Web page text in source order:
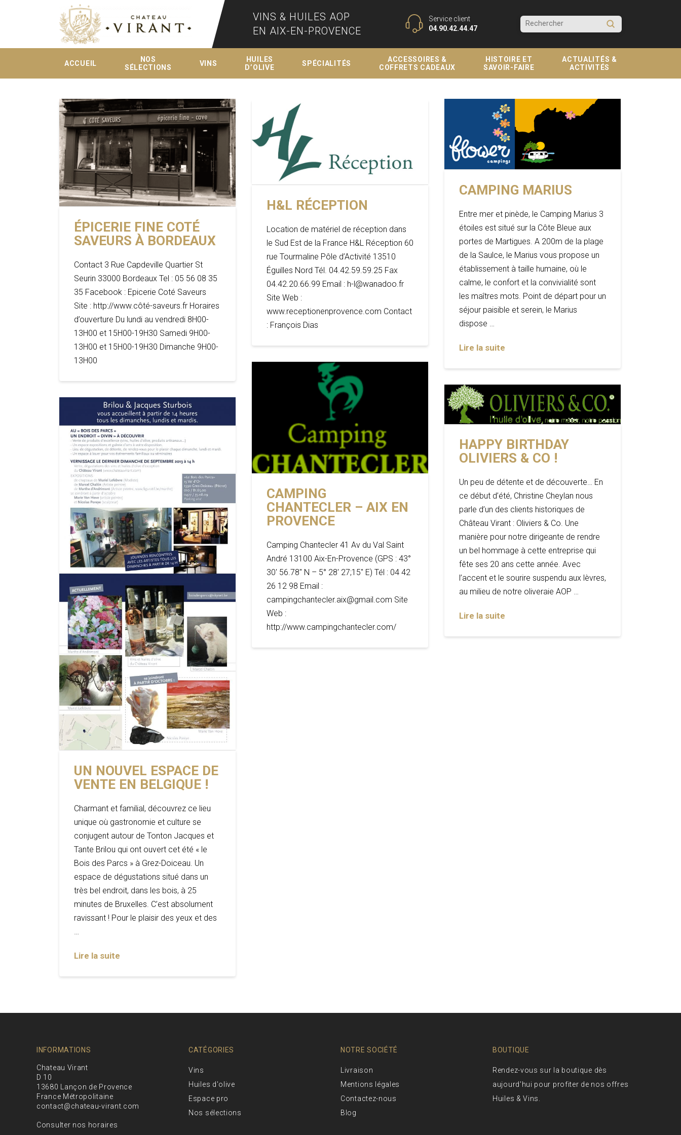
VINS & HUILES AOP
EN AIX-EN-PROVENCE
Service client
04.90.42.44.47
Search
Submit
ACCUEIL
NOS
SÉLECTIONS
VINS
HUILES
D’OLIVE
SPÉCIALITÉS
ACCESSOIRES &
COFFRETS CADEAUX
HISTOIRE ET
SAVOIR-FAIRE
ACTUALITÉS &
ACTIVITÉS
ÉPICERIE FINE COTÉ
SAVEURS À BORDEAUX
Contact 3 Rue Capdeville Quartier St
Seurin 33000 Bordeaux Tel : 05 56 08 35
35 Facebook : Epicerie Coté Saveurs
Site : http://www.côté-saveurs.fr Horaires
d’ouverture Du lundi au vendredi 8H00-
13H00 et 15H00-19H30 Samedi 9H00-
13H00 et 15H00-19H30 Dimanche 9H00-
13H00
H&L RÉCEPTION
Location de matériel de réception dans
le Sud Est de la France H&L Réception 60
rue Tourmaline Pôle d’Activité 13510
Éguilles Nord Tél. 04.42.59.59.25 Fax
04.42.20.66.99 Email : h-l@wanadoo.fr
Site Web :
www.receptionenprovence.com Contact
: François Dias
CAMPING MARIUS
Entre mer et pinède, le Camping Marius 3
étoiles est situé sur la Côte Bleue aux
portes de Martigues. A 200m de la plage
de la Saulce, le Marius vous propose un
établissement à taille humaine, où le
calme, le confort et la convivialité sont
les maîtres mots. Point de départ pour un
séjour paisible et serein, le Marius
dispose …
Lire la suite
CAMPING
CHANTECLER – AIX EN
PROVENCE
Camping Chantecler 41 Av du Val Saint
André 13100 Aix-En-Provence (GPS : 43°
30′ 56.78″ N – 5° 28′ 27;15″ E) Tél : 04 42
26 12 98 Email :
campingchantecler.aix@gmail.com Site
Web :
http://www.campingchantecler.com/
HAPPY BIRTHDAY
OLIVIERS & CO !
Un peu de détente et de découverte… En
ce début d’été, Christine Cheylan nous
parle d’un des clients historiques de
Château Virant : Oliviers & Co. Une
manière pour notre dirigeante de rendre
un bel hommage à cette entreprise qui
fête ses 20 ans cette année. Avec
l’accent et le sourire suspendu aux lèvres,
au milieu de notre oliveraie AOP …
Lire la suite
UN NOUVEL ESPACE DE
VENTE EN BELGIQUE !
Charmant et familial, découvrez ce lieu
unique où gastronomie et culture se
conjugent autour de Tonton Jacques et
Tante Brilou qui ont ouvert cet été « le
Bois des Parcs » à Grez-Doiceau. Un
espace de dégustations situé dans un
très bel endroit, dans les bois, à 25
minutes de Bruxelles. C’est absolument
ravissant ! Pour le plaisir des yeux et des
Lire la suite
INFORMATIONS
Chateau Virant
D 10
13680 Lançon de Provence
France Métropolitaine
contact@chateau-virant.com
Consulter nos horaires
CATÉGORIES
Vins
Huiles d'olive
Espace pro
Nos sélections
NOTRE SOCIÉTÉ
Livraison
Mentions légales
Contactez-nous
Blog
BOUTIQUE
Rendez-vous sur la boutique dès
aujourd'hui pour profiter de nos offres
Huiles & Vins.